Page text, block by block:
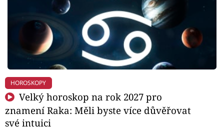
HOROSKOPY
Velký horoskop na rok 2027 pro
znamení Raka: Měli byste více důvěřovat
své intuici